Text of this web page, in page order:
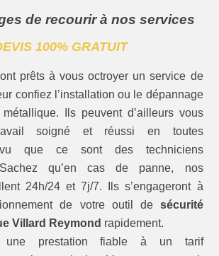
de recourir à nos services
100% GRATUIT
prêts à vous octroyer un service de
confiez l’installation ou le dépannage
Ils peuvent d’ailleurs vous
soigné et réussi en toutes
vu que ce sont des techniciens
Sachez qu’en cas de panne, nos
24h/24 et 7j/7. Ils s’engageront à
de votre outil de sécurité
Villard Reymond rapidement.
une prestation fiable à un tarif